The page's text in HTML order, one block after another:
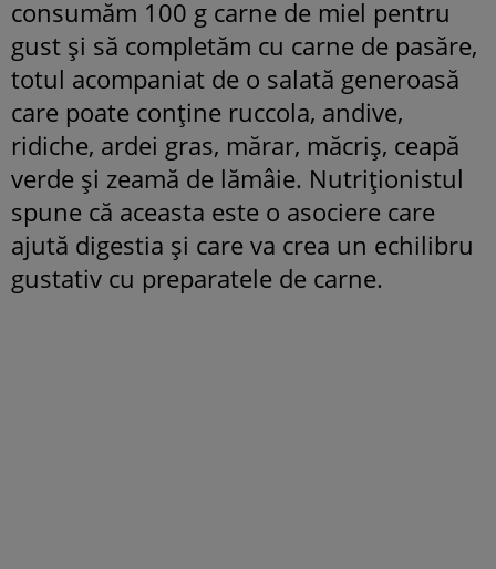
consumăm 100 g carne de miel pentru
gust și să completăm cu carne de pasăre,
totul acompaniat de o salată generoasă
care poate conține ruccola, andive,
ridiche, ardei gras, mărar, măcriș, ceapă
verde și zeamă de lămâie. Nutriționistul
spune că aceasta este o asociere care
ajută digestia și care va crea un echilibru
gustativ cu preparatele de carne.